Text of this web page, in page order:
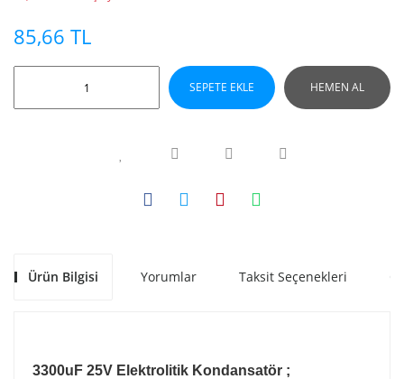
85,66 TL
SEPETE EKLE HEMEN AL
Ürün Bilgisi Yorumlar Taksit Seçenekleri
3300uF 25V Elektrolitik Kondansatör ;